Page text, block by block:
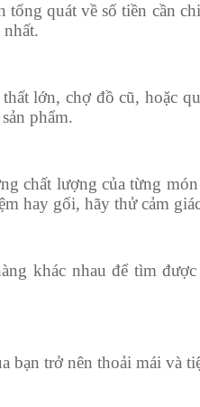
tổng quát về số tiền cần
lớn, chợ đồ cũ, hoặc
phẩm.
chất lượng của từng
hay gối, hãy thử cảm
khác nhau để tìm
bạn trở nên thoải mái và